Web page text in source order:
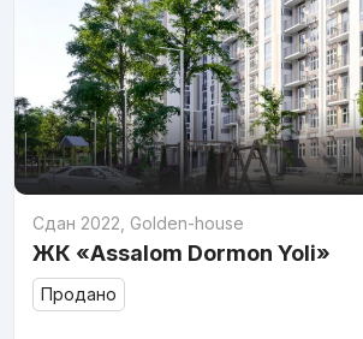
Сдан 2022 Golden-house
ЖК «Assalom Dormon Yoli»
Продано